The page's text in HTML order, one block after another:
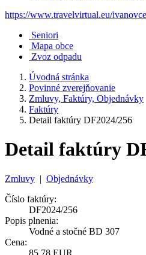
https://www.travelvirtual.eu/
Seniori
Mapa obce
Zvoz odpadu
Úvodná stránka
Povinné zverejňovanie
Zmluvy, Faktúry, Objednávky
Faktúry
Detail faktúry DF2024/256
Detail faktúry
Zmluvy | Objednávky
Číslo faktúry:
DF2024/256
Popis plnenia:
Vodné a stočné BD 307
Cena:
85,78 EUR